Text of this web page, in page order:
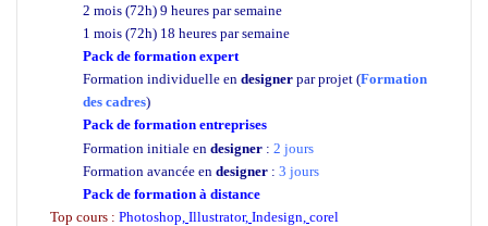
2 mois (72h) 9 heures par semaine
1 mois (72h) 18 heures par semaine
Pack de formation expert
Formation individuelle en designer par projet (Formation
des cadres)
Pack de formation entreprises
Formation initiale en designer : 2 jours
Formation avancée en designer : 3 jours
Pack de formation à distance
Top cours : Photoshop Illustrator, Indesign corel